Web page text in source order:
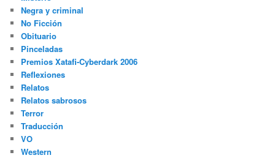
Negra y criminal
No Ficción
Obituario
Pinceladas
Premios Xatafi-Cyberdark 2006
Reflexiones
Relatos
Relatos sabrosos
Terror
Traducción
VO
Western